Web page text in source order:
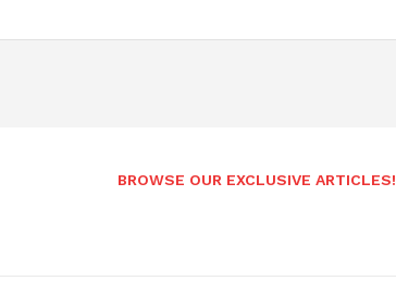
BROWSE OUR EXCLUSIVE ARTICLES!